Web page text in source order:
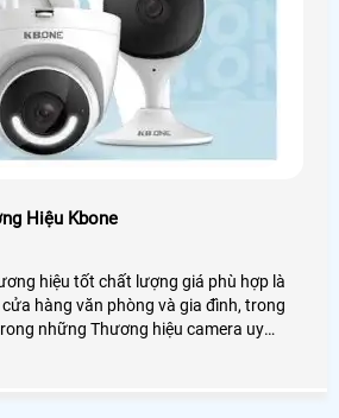
Hiệu Kbone
hiệu tốt chất lượng giá phù hợp là
cửa hàng văn phòng và gia đình, trong
những Thương hiệu camera uy